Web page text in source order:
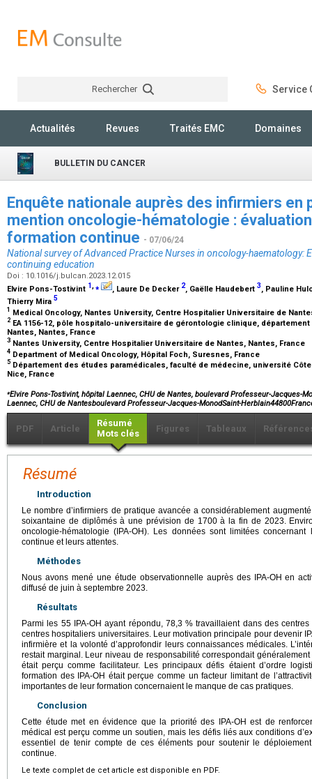
Rechercher Service
Actualités Revues Traités EMC Domaines
BULLETIN DU CANCER
Enquête nationale auprès des infirmiers en
mention oncologie-hématologie :
formation continue - 07/06/24
National survey of Advanced Practice Nurses in oncology-haematology:
continuing education
Doi : 10.1016/j.bulcan.2023.12.015
Elvire Pons-Tostivint 1,⁎ , Laure De Decker 2, Gaëlle Haudebert 3, Pauline
Thierry Mira 5
1 Medical Oncology, Nantes University, Centre Hospitalier Universitaire de
2 EA 1156-12, pôle hospitalo-universitaire de gérontologie clinique, département
Nantes, Nantes, France
3 Nantes University, Centre Hospitalier Universitaire de Nantes, Nantes, France
4 Department of Medical Oncology, Hôpital Foch, Suresnes, France
5 Département des études paramédicales, faculté de médecine, université Côte-
Nice, France
⁎Elvire Pons-Tostivint, hôpital Laennec, CHU de Nantes, boulevard Professeur-Jacques-
Laennec, CHU de Nantesboulevard Professeur-Jacques-MonodSaint-
PDF Article
Résumé
Mots clés
Figures Tableaux
Résumé
Introduction
Le nombre d’infirmiers de pratique avancée a considérablement
soixantaine de diplômés à une prévision de 1700 à la fin de 2023.
oncologie-hématologie (IPA-OH). Les données sont limitées
continue et leurs attentes.
Méthodes
Nous avons mené une étude observationnelle auprès des IPA-OH en
diffusé de juin à septembre 2023.
Résultats
Parmi les 55 IPA-OH ayant répondu, 78,3 % travaillaient dans des
centres hospitaliers universitaires. Leur motivation principale pour devenir
infirmière et la volonté d’approfondir leurs connaissances médicales.
restait marginal. Leur niveau de responsabilité correspondait
était perçu comme facilitateur. Les principaux défis étaient d’ordre
formation des IPA-OH était perçue comme un facteur limitant de
importantes de leur formation concernaient le manque de cas pratiques.
Conclusion
Cette étude met en évidence que la priorité des IPA-OH est de
médical est perçu comme un soutien, mais les défis liés aux conditions
essentiel de tenir compte de ces éléments pour soutenir le
continue.
Le texte complet de cet article est disponible en PDF.